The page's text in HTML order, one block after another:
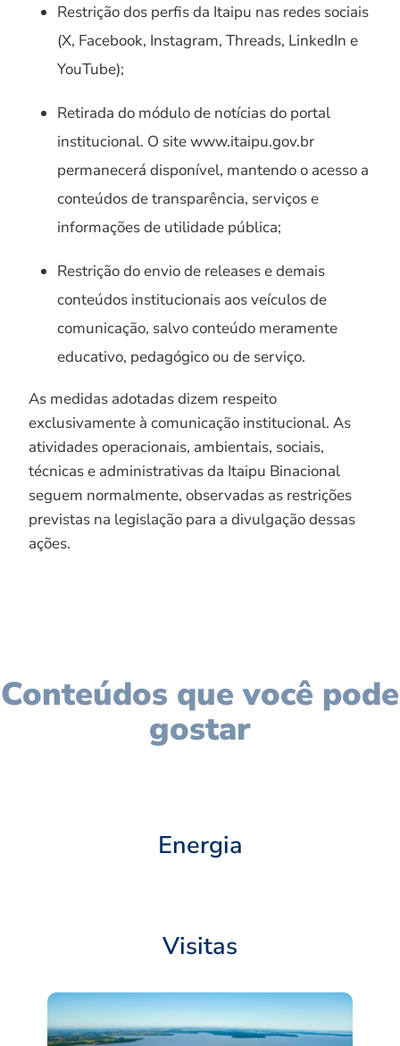
Restrição dos perfis da Itaipu nas redes sociais
(X, Facebook, Instagram, Threads, LinkedIn e
YouTube);
Retirada do módulo de notícias do portal
institucional. O site www.itaipu.gov.br
permanecerá disponível, mantendo o acesso a
conteúdos de transparência, serviços e
informações de utilidade pública;
Restrição do envio de releases e demais
conteúdos institucionais aos veículos de
comunicação, salvo conteúdo meramente
educativo, pedagógico ou de serviço.
As medidas adotadas dizem respeito
exclusivamente à comunicação institucional. As
atividades operacionais, ambientais, sociais,
técnicas e administrativas da Itaipu Binacional
seguem normalmente, observadas as restrições
previstas na legislação para a divulgação dessas
ações.
Conteúdos que você pode
gostar
Energia
Visitas